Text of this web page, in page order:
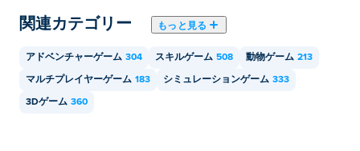
で、オンラインで友達とプレイできます。
関連カテゴリー もっと見る
アドベンチャーゲーム 304 スキルゲーム 508 動物ゲーム 213
マルチプレイヤーゲーム 183 シミュレーションゲーム 333
3Dゲーム 360